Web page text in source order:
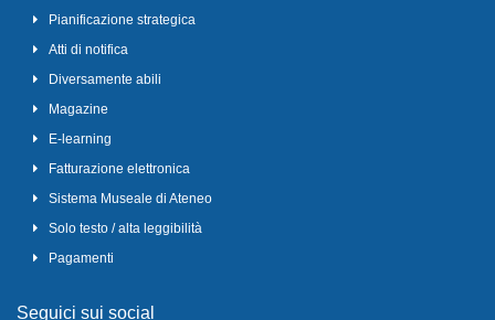
Pianificazione strategica
Atti di notifica
Diversamente abili
Magazine
E-learning
Fatturazione elettronica
Sistema Museale di Ateneo
Solo testo / alta leggibilità
Pagamenti
Seguici sui social